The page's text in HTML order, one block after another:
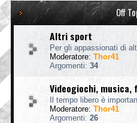
Off
Altri sport
Per gli appassionati di
Moderatore: Thor41
Argomenti: 34
Videogiochi, musica,
Il tempo libero è
Moderatore: Thor41
Argomenti: 26